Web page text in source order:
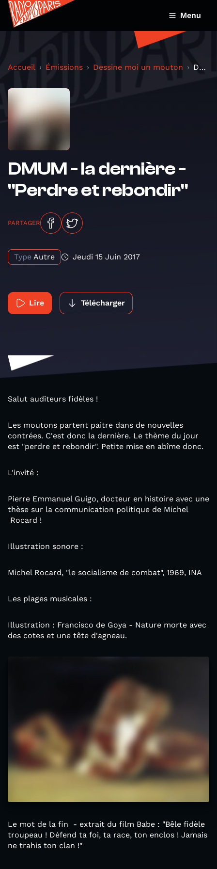
Menu
Accueil Émissions Dessine moi un mouton DMUM - la dernière - "Perdre et rebondir"
DMUM - la dernière -
"Perdre et rebondir"
PARTAGER
Type Autre Jeudi 15 Juin 2017
Lire Télécharger
Salut auditeurs fidèles !
Les moutons partent paitre dans de nouvelles
contrées. C'est donc la dernière. Le thème du jour
est "perdre et rebondir". Petite mise en abîme donc.
L'invité :
Pierre Emmanuel Guigo, docteur en histoire avec une
thèse sur la communication politique de Michel
Rocard !
Illustration sonore :
Michel Rocard, "le socialisme de combat", 1969, INA
Les plages musicales :
Illustration : Francisco de Goya - Nature morte avec
des cotes et une tête d'agneau.
Le mot de la fin - extrait du film Babe : "Bêle fidèle
troupeau ! Défend ta foi, ta race, ton enclos ! Jamais
ne trahis ton clan !"